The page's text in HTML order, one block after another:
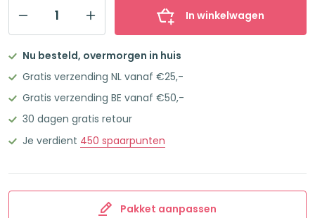
Kopenhagen
aantal
In winkelwagen
Nu besteld, overmorgen in huis
Gratis verzending NL vanaf €25,-
Gratis verzending BE vanaf €50,-
30 dagen gratis retour
Je verdient 450 spaarpunten
Pakket aanpassen